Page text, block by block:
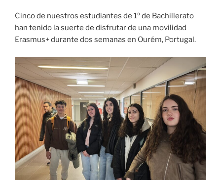
Cinco de nuestros estudiantes de 1º de Bachillerato
han tenido la suerte de disfrutar de una movilidad
Erasmus+ durante dos semanas en Ourém, Portugal.